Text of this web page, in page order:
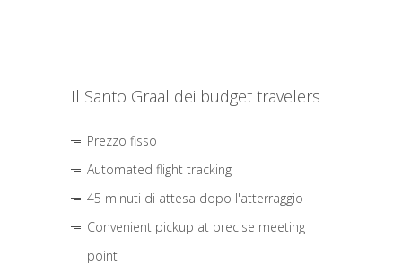
Il Santo Graal dei budget travelers
Prezzo fisso
Automated flight tracking
45 minuti di attesa dopo l'atterraggio
Convenient pickup at precise meeting
point